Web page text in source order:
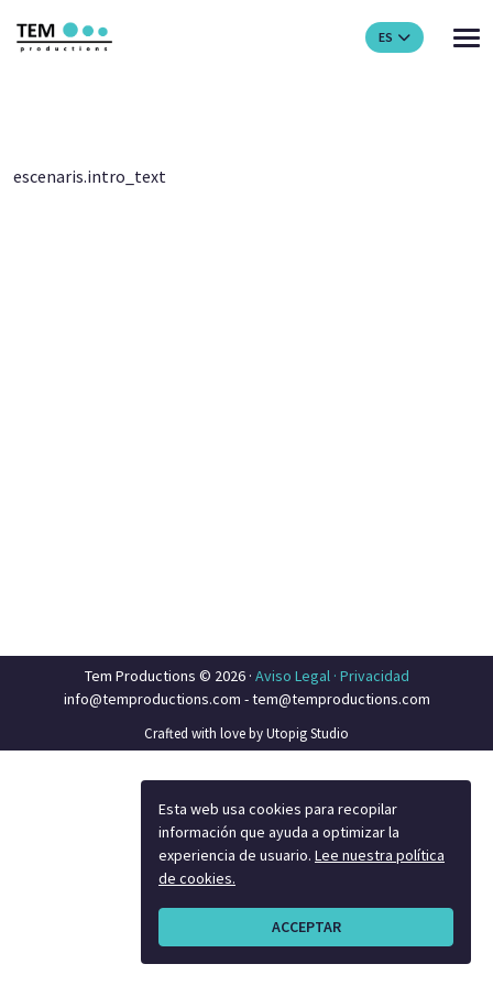
Esta web usa cookies para recopilar
información que ayuda a optimizar la
experiencia de usuario. Lee nuestra política
de cookies.
ACCEPTAR
ES
escenaris.intro_text
Tem Productions © 2026 · Aviso Legal · Privacidad
info@temproductions.com -tem@temproductions.com
Crafted with love by Utopig Studio